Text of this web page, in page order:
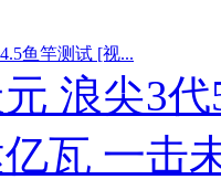
鱼竿测试 [视...
浪尖3
瓦 一击